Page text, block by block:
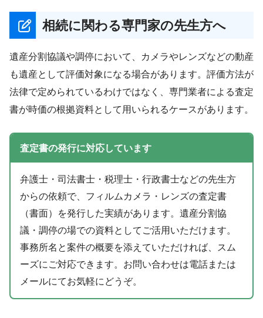
相続に関わる専門家の先生方へ
遺産分割協議や調停において、カメラやレンズなどの動産
も遺産として評価対象になる場合があります。評価方法が
法律で定められているわけではなく、専門業者による査定
書が時価の根拠資料として用いられるケースがあります。
査定書の発行に対応しています
弁護士・司法書士・税理士・行政書士などの先生方
からの依頼で、フィルムカメラ・レンズの査定書
（書面）を発行した実績があります。遺産分割協
議・調停の場での資料としてご活用いただけます。
事務所名と案件の概要を添えていただければ、スム
ーズにご対応できます。お問い合わせは電話または
メールにてお気軽にどうぞ。